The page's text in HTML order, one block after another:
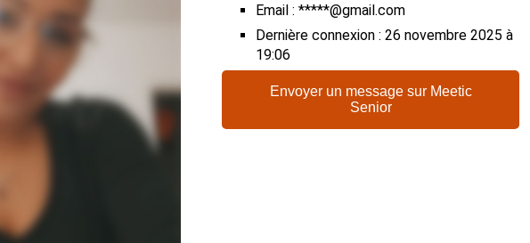
Email : *****@gmail.com
Dernière connexion : 26 novembre 2025 à
19:06
Envoyer un message sur Meetic
Senior